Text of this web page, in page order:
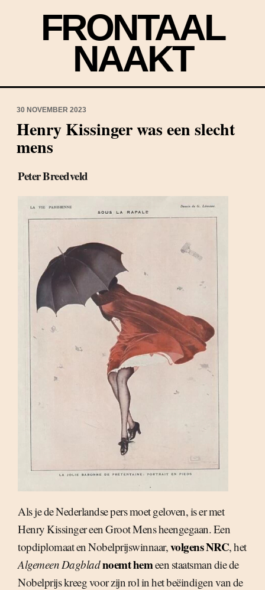
FRONTAAL
NAAKT
30 NOVEMBER 2023
Henry Kissinger was een slecht
mens
Peter Breedveld
Als je de Nederlandse pers moet geloven, is er met
Henry Kissinger een Groot Mens heengegaan. Een
topdiplomaat en Nobelprijswinnaar,volgens NRC, het
Algemeen Dagbladnoemt hemeen staatsman die de
Nobelprijs kreeg voor zijn rol in het beëindigen van de